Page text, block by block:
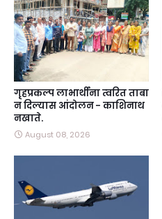
गृहप्रकल्प लाभार्थींना त्वरित ताबा
न दिल्यास आंदोलन - काशिनाथ
नखाते.
August 08, 2026